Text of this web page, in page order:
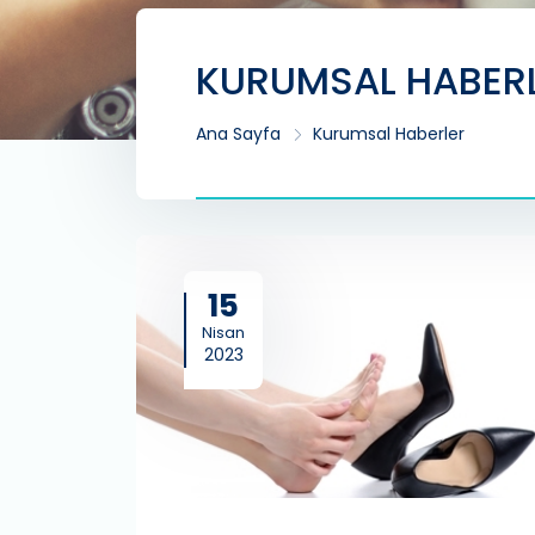
KURUMSAL
Ana Sayfa Kurumsal Haberler
15
Nisan
2023